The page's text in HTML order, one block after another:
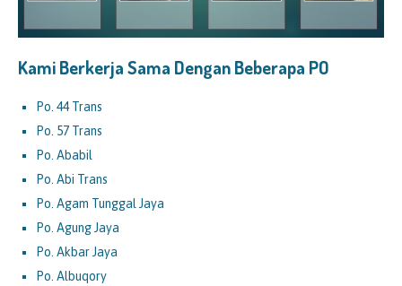
Kami Berkerja Sama Dengan Beberapa PO
Po. 44 Trans
Po. 57 Trans
Po. Ababil
Po. Abi Trans
Po. Agam Tunggal Jaya
Po. Agung Jaya
Po. Akbar Jaya
Po. Albuqory